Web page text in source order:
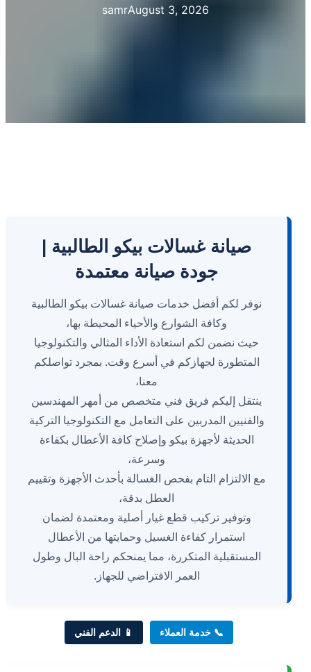
samrAugust 3, 2026
صيانة غسالات بيكو الطالبية |
جودة صيانة معتمدة
نوفر لكم أفضل خدمات صيانة غسالات بيكو الطالبية
وكافة الشوارع والأحياء المحيطة بها،
حيث نضمن لكم استعادة الأداء المثالي والتكنولوجيا
المتطورة لجهازكم في أسرع وقت. بمجرد تواصلكم
معنا،
ينتقل إليكم فريق فني متخصص من أمهر المهندسين
والفنيين المدربين على التعامل مع التكنولوجيا التركية
الحديثة لأجهزة بيكو وإصلاح كافة الأعطال بكفاءة
وسرعة،
مع الالتزام التام بفحص الغسالة بأحدث الأجهزة وتقييم
العطل بدقة،
وتوفير تركيب قطع غيار أصلية ومعتمدة لضمان
استمرار كفاءة الغسيل وحمايتها من الأعطال
المستقبلية المتكررة، مما يمنحكم راحة البال وطول
العمر الافتراضي للجهاز.
📞 خدمة العملاء 📱 الدعم الفني